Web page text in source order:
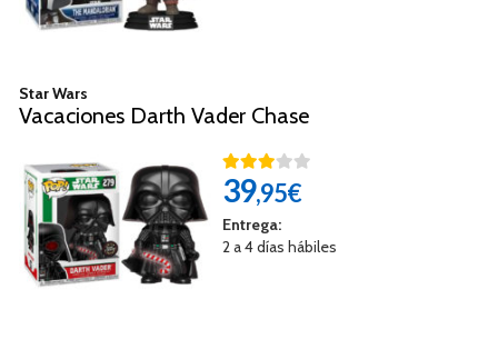
Star Wars
Vacaciones Darth Vader Chase
39,95€
Entrega:
2 a 4 días hábiles